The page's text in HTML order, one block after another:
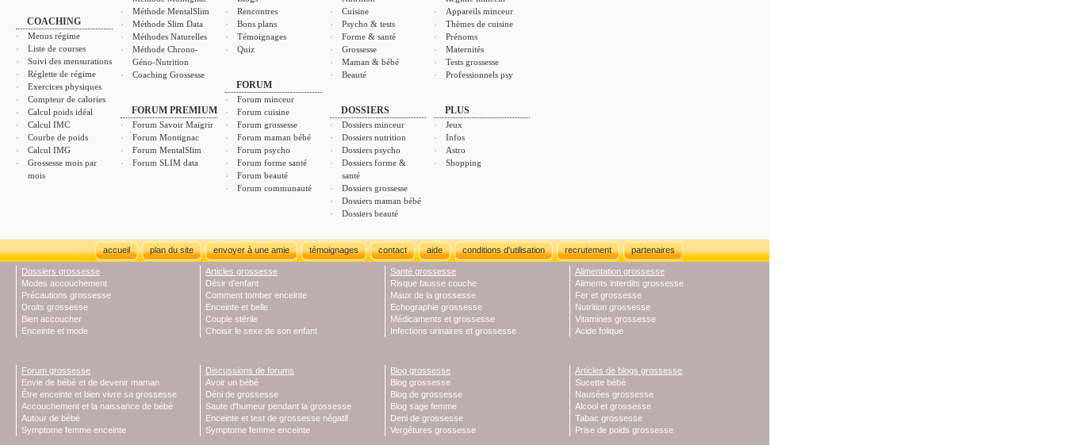
COACHING
Menus régime
Liste de courses
Suivi des mensurations
Réglette de régime
Exercices physiques
Compteur de calories
Calcul poids idéal
Calcul IMC
Courbe de poids
Calcul IMG
Grossesse mois par
mois
Méthode MentalSlim
Méthode Slim Data
Méthodes Naturelles
Méthode Chrono-
Géno-Nutrition
Coaching Grossesse
FORUM PREMIUM
Forum Savoir Maigrir
Forum Montignac
Forum MentalSlim
Forum SLIM data
Rencontres
Bons plans
Témoignages
Quiz
FORUM
Forum minceur
Forum cuisine
Forum grossesse
Forum maman bébé
Forum psycho
Forum forme santé
Forum beauté
Forum communauté
Cuisine
Psycho & tests
Forme & santé
Grossesse
Maman & bébé
Beauté
DOSSIERS
Dossiers minceur
Dossiers nutrition
Dossiers psycho
Dossiers forme &
santé
Dossiers grossesse
Dossiers maman bébé
Dossiers beauté
Appareils minceur
Thèmes de cuisine
Prénoms
Maternités
Tests grossesse
Professionnels psy
PLUS
Jeux
Infos
Astro
Shopping
accueil plan du site envoyer à une amie témoignages contact aide conditions d'utilisation recrutement partenaires
Dossiers grossesse
Modes accouchement
Précautions grossesse
Droits grossesse
Bien accoucher
Enceinte et mode
Articles grossesse
Désir d'enfant
Comment tomber enceinte
Enceinte et belle
Couple stérile
Choisir le sexe de son enfant
Santé grossesse
Risque fausse couche
Maux de la grossesse
Echographie grossesse
Médicaments et grossesse
Infections urinaires et grossesse
Alimentation grossesse
Aliments interdits grossesse
Fer et grossesse
Nutrition grossesse
Vitamines grossesse
Acide folique
Forum grossesse
Envie de bébé et de devenir maman
Être enceinte et bien vivre sa grossesse
Accouchement et la naissance de bébé
Autour de bébé
Symptome femme enceinte
Discussions de forums
Avoir un bébé
Déni de grossesse
Saute d'humeur pendant la grossesse
Enceinte et test de grossesse négatif
Symptome femme enceinte
Blog grossesse
Blog grossesse
Blog de grossesse
Blog sage femme
Deni de grossesse
Vergétures grossesse
Articles de blogs grossesse
Sucette bébé
Nausées grossesse
Alcool et grossesse
Tabac grossesse
Prise de poids grossesse